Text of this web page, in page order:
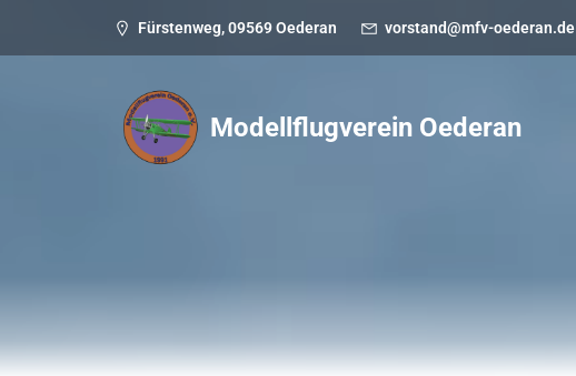
Fürstenweg, 09569 Oederan vorstand@mfv-oederan.de
Modellflugverein Oederan